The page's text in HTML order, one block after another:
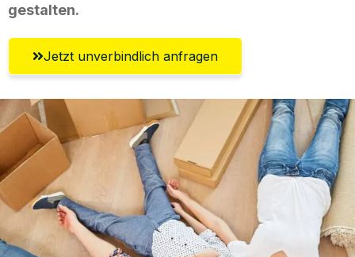
gestalten.
Jetzt unverbindlich anfragen